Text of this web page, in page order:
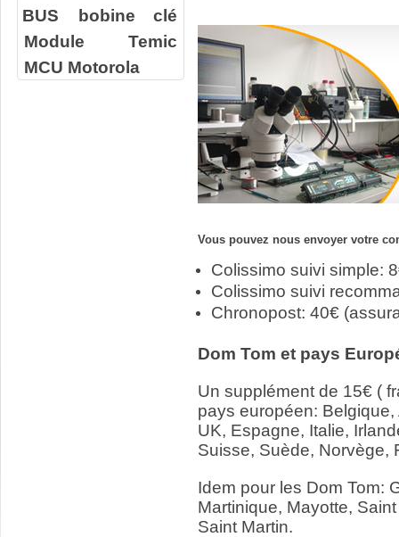
BUS
bobine clé
Module Temic
MCU Motorola
Vous pouvez nous envoyer votre
Colissimo suivi simple:
Colissimo suivi
Chronopost: 40€
Dom Tom et pays
Un supplément de 15€ (
pays européen:
UK, Espagne, Italie,
Suisse, Suède, Norvège,
Idem pour les Dom Tom:
Martinique, Mayotte,
Saint Martin.